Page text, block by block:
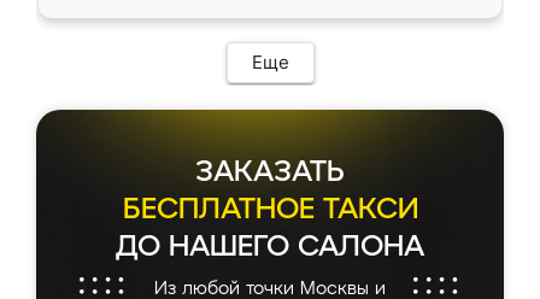
Еще
ЗАКАЗАТЬ
БЕСПЛАТНОЕ ТАКСИ
ДО НАШЕГО САЛОНА
Из любой точки Москвы и